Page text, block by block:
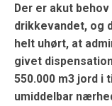
Der er akut
drikkevandet, og
helt uhørt, at
givet
550.000 m3 jord i
umiddelbar